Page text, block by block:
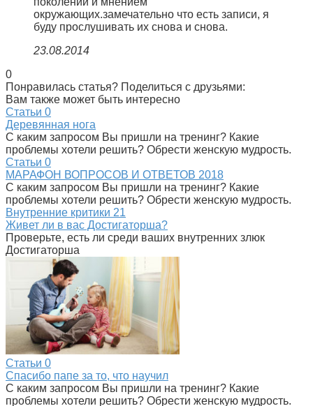
окружающих.замечательно что есть записи, я
буду прослушивать их снова и снова.
23.08.2014
0
Понравилась статья? Поделиться с друзьями:
Вам также может быть интересно
Статьи 0
Деревянная нога
С каким запросом Вы пришли на тренинг? Какие
проблемы хотели решить? Обрести женскую мудрость.
Статьи 0
МАРАФОН ВОПРОСОВ И ОТВЕТОВ 2018
С каким запросом Вы пришли на тренинг? Какие
проблемы хотели решить? Обрести женскую мудрость.
Внутренние критики 21
Живет ли в вас Достигаторша?
Проверьте, есть ли среди ваших внутренних злюк
Достигаторша
Статьи 0
Спасибо папе за то, что научил
С каким запросом Вы пришли на тренинг? Какие
проблемы хотели решить? Обрести женскую мудрость.